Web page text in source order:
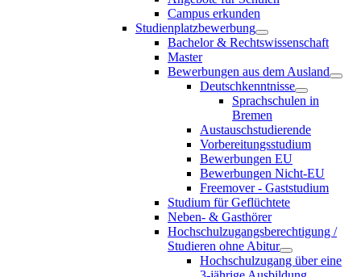
Campus erkunden
Studienplatzbewerbung
Bachelor & Rechtswissenschaft
Master
Bewerbungen aus dem Ausland
Deutschkenntnisse
Sprachschulen in
Bremen
Austauschstudierende
Vorbereitungsstudium
Bewerbungen EU
Bewerbungen Nicht-EU
Freemover - Gaststudium
Studium für Geflüchtete
Neben- & Gasthörer
Hochschulzugangsberechtigung /
Studieren ohne Abitur
Hochschulzugang über eine